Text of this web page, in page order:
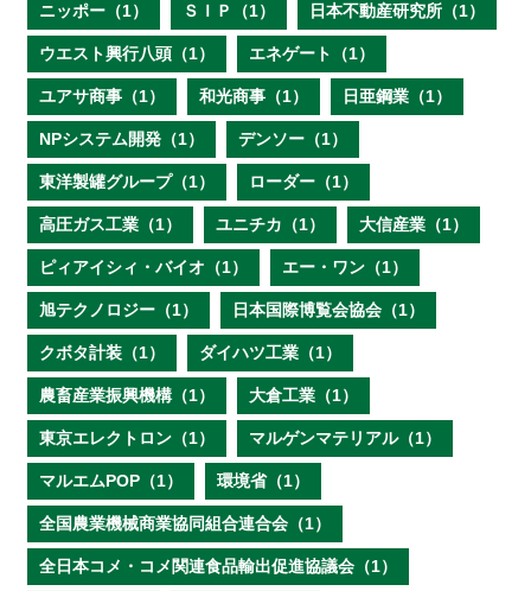
ニッポー（1） ＳＩＰ（1） 日本不動産研究所（1）
ウエスト興行八頭（1） エネゲート（1）
ユアサ商事（1） 和光商事（1） 日亜鋼業（1）
NPシステム開発（1） デンソー（1）
東洋製罐グループ（1） ローダー（1）
高圧ガス工業（1） ユニチカ（1） 大信産業（1）
ピィアイシィ・バイオ（1） エー・ワン（1）
旭テクノロジー（1） 日本国際博覧会協会（1）
クボタ計装（1） ダイハツ工業（1）
農畜産業振興機構（1） 大倉工業（1）
東京エレクトロン（1） マルゲンマテリアル（1）
マルエムPOP（1） 環境省（1）
全国農業機械商業協同組合連合会（1）
全日本コメ・コメ関連食品輸出促進協議会（1）